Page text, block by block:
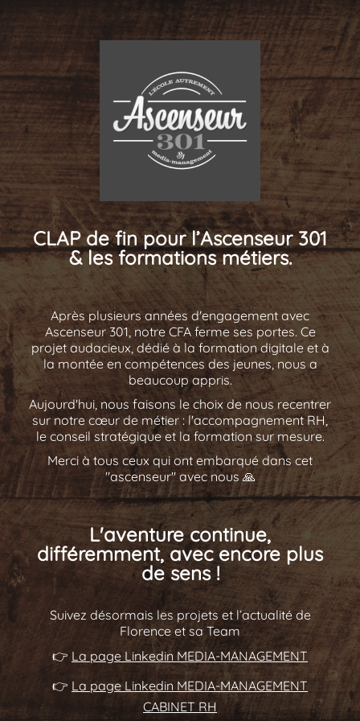
CLAP de fin pour l’Ascenseur 301
& les formations métiers.
Après plusieurs années d'engagement avec
Ascenseur 301, notre CFA ferme ses portes. Ce
projet audacieux, dédié à la formation digitale et à
la montée en compétences des jeunes, nous a
beaucoup appris.
Aujourd'hui, nous faisons le choix de nous recentrer
sur notre cœur de métier : l'accompagnement RH,
le conseil stratégique et la formation sur mesure.
Merci à tous ceux qui ont embarqué dans cet
"ascenseur" avec nous 🙏
L'aventure continue,
différemment, avec encore plus
de sens !
Suivez désormais les projets et l’actualité de
Florence et sa Team
👉 La page Linkedin MEDIA-MANAGEMENT
👉 La page Linkedin MEDIA-MANAGEMENT
CABINET RH